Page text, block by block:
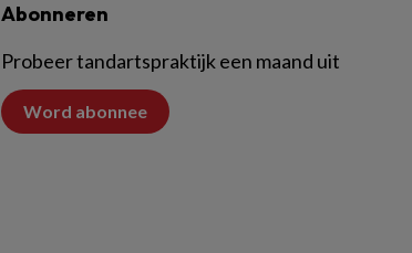
Abonneren
Probeer tandartspraktijk een maand uit
Word abonnee